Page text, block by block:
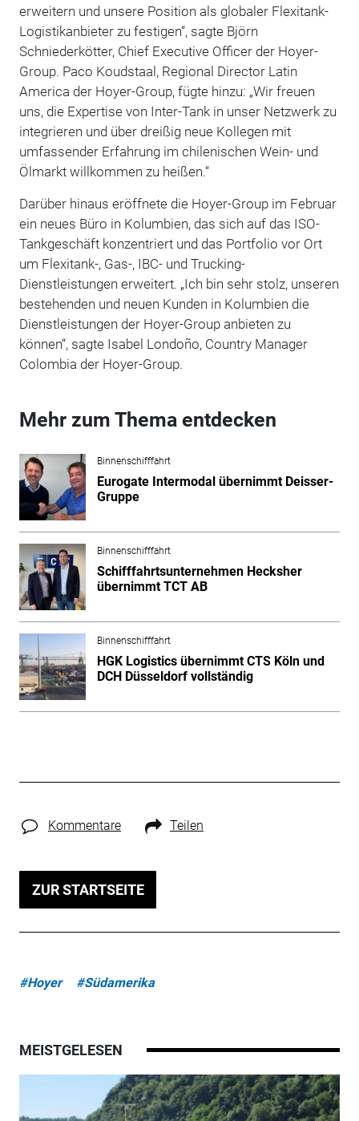
erweitern und unsere Position als globaler Flexitank-
Logistikanbieter zu festigen“, sagte Björn
Schniederkötter, Chief Executive Officer der Hoyer-
Group. Paco Koudstaal, Regional Director Latin
America der Hoyer-Group, fügte hinzu: „Wir freuen
uns, die Expertise von Inter-Tank in unser Netzwerk zu
integrieren und über dreißig neue Kollegen mit
umfassender Erfahrung im chilenischen Wein- und
Ölmarkt willkommen zu heißen.“
Darüber hinaus eröffnete die Hoyer-Group im Februar
ein neues Büro in Kolumbien, das sich auf das ISO-
Tankgeschäft konzentriert und das Portfolio vor Ort
um Flexitank-, Gas-, IBC- und Trucking-
Dienstleistungen erweitert. „Ich bin sehr stolz, unseren
bestehenden und neuen Kunden in Kolumbien die
Dienstleistungen der Hoyer-Group anbieten zu
können“, sagte Isabel Londoño, Country Manager
Colombia der Hoyer-Group.
Mehr zum Thema entdecken
Binnenschifffahrt
Eurogate Intermodal übernimmt Deisser-
Gruppe
Binnenschifffahrt
Schifffahrtsunternehmen Hecksher
übernimmt TCT AB
Binnenschifffahrt
HGK Logistics übernimmt CTS Köln und
DCH Düsseldorf vollständig
Kommentare Teilen
ZUR STARTSEITE
#Hoyer #Südamerika
MEISTGELESEN